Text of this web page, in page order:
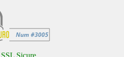
Sicure